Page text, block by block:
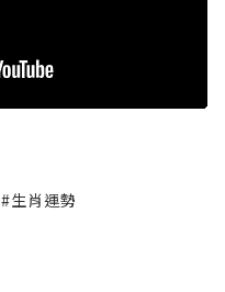
#生肖運勢